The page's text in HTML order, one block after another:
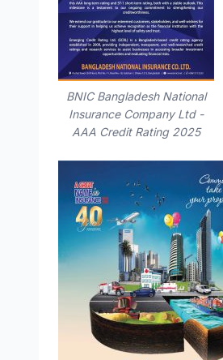
BNIC Bangladesh National
Insurance Company Ltd -
AAA Credit Rating 2025